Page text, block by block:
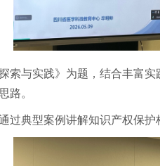
索与实践》为题，结合丰富
路。
典型案例讲解知识产权保